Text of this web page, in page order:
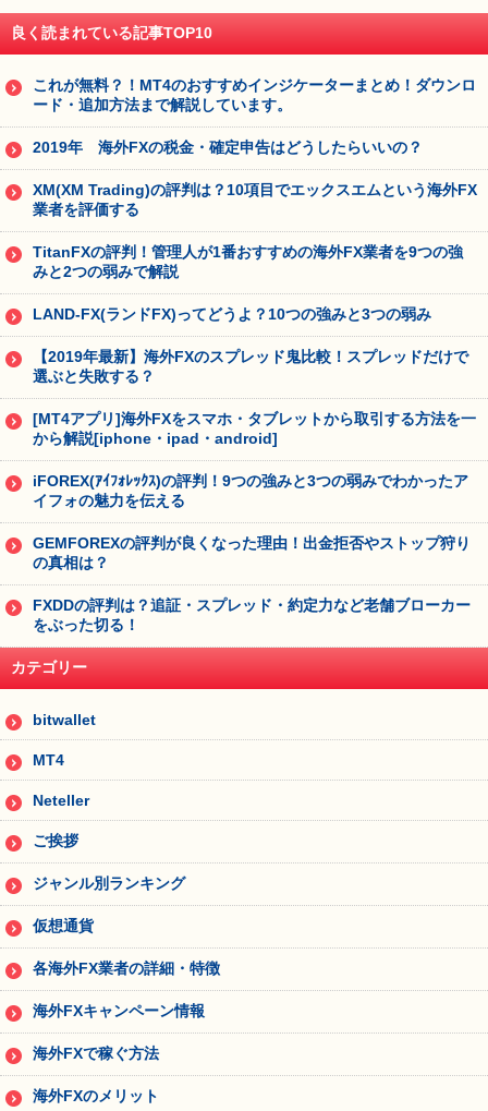
良く読まれている記事TOP10
これが無料？！MT4のおすすめインジケーターまとめ！ダウンロ
ード・追加方法まで解説しています。
2019年 海外FXの税金・確定申告はどうしたらいいの？
XM(XM Trading)の評判は？10項目でエックスエムという海外FX
業者を評価する
TitanFXの評判！管理人が1番おすすめの海外FX業者を9つの強
みと2つの弱みで解説
LAND-FX(ランドFX)ってどうよ？10つの強みと3つの弱み
【2019年最新】海外FXのスプレッド鬼比較！スプレッドだけで
選ぶと失敗する？
[MT4アプリ]海外FXをスマホ・タブレットから取引する方法を一
から解説[iphone・ipad・android]
iFOREX(ｱｲﾌｫﾚｯｸｽ)の評判！9つの強みと3つの弱みでわかったア
イフォの魅力を伝える
GEMFOREXの評判が良くなった理由！出金拒否やストップ狩り
の真相は？
FXDDの評判は？追証・スプレッド・約定力など老舗ブローカー
をぶった切る！
カテゴリー
bitwallet
MT4
Neteller
ご挨拶
ジャンル別ランキング
仮想通貨
各海外FX業者の詳細・特徴
海外FXキャンペーン情報
海外FXで稼ぐ方法
海外FXのメリット